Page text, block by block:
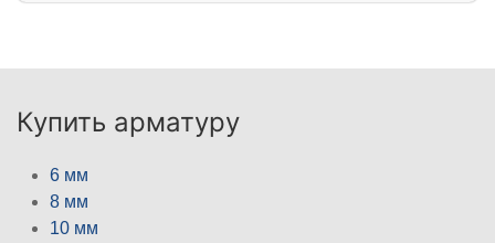
Купить арматуру
6 мм
8 мм
10 мм